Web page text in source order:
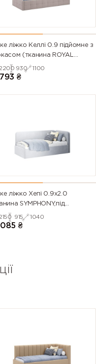
ліжко Келлі 0.9 підйомне з
(тканина ROYAL
замовлення)
930 1100
₴
ліжко Хепі 0.9х2.0
SYMPHONY,під
915 1040
085 ₴